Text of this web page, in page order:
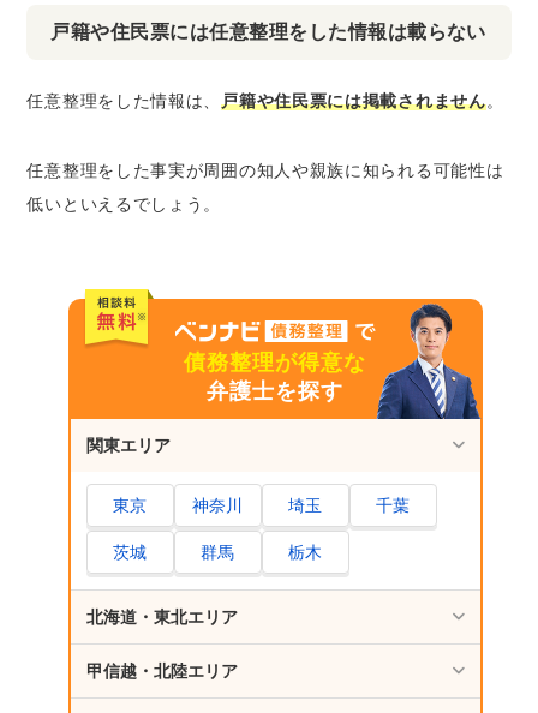
戸籍や住民票には任意整理をした情報は載らない
任意整理をした情報は、戸籍や住民票には掲載されません。
任意整理をした事実が周囲の知人や親族に知られる可能性は
低いといえるでしょう。
債務整理が得意な
弁護士を探す
関東エリア
東京 神奈川 埼玉 千葉
茨城 群馬 栃木
北海道・東北エリア
甲信越・北陸エリア